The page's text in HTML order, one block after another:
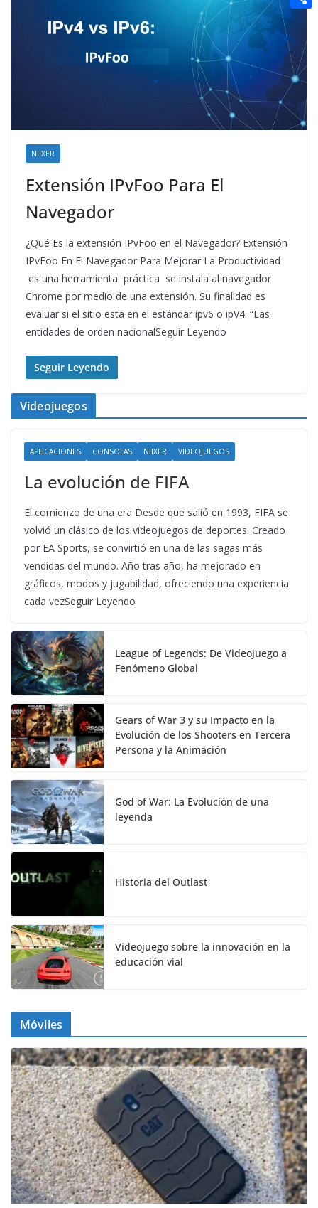
NIIXER
Extensión IPvFoo Para El
Navegador
¿Qué Es la extensión IPvFoo en el Navegador? Extensión
IPvFoo En El Navegador Para Mejorar La Productividad
es una herramienta práctica se instala al navegador
Chrome por medio de una extensión. Su finalidad es
evaluar si el sitio esta en el estándar ipv6 o ipV4. “Las
entidades de orden nacionalSeguir Leyendo
Seguir Leyendo
Videojuegos
APLICACIONES CONSOLAS NIIXER VIDEOJUEGOS
La evolución de FIFA
El comienzo de una era Desde que salió en 1993, FIFA se
volvió un clásico de los videojuegos de deportes. Creado
por EA Sports, se convirtió en una de las sagas más
vendidas del mundo. Año tras año, ha mejorado en
gráficos, modos y jugabilidad, ofreciendo una experiencia
cada vezSeguir Leyendo
League of Legends: De Videojuego a
Fenómeno Global
Gears of War 3 y su Impacto en la
Evolución de los Shooters en Tercera
Persona y la Animación
God of War: La Evolución de una
leyenda
Historia del Outlast
Videojuego sobre la innovación en la
educación vial
Móviles
n
g
e
r
e
r
r
e
t
a
l
e
d
d
i
C
o
m
p
a
r